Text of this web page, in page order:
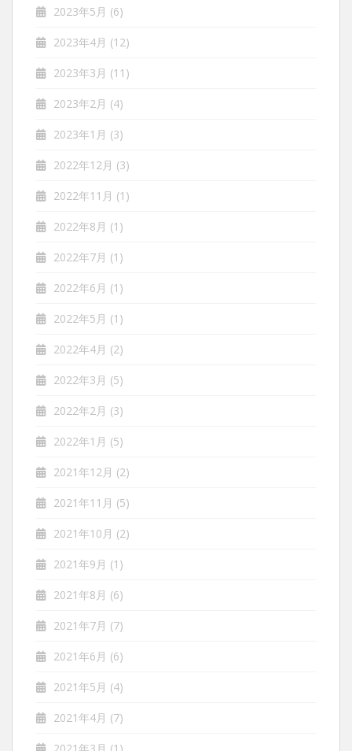
2023年5月 (6)
2023年4月 (12)
2023年3月 (11)
2023年2月 (4)
2023年1月 (3)
2022年12月 (3)
2022年11月 (1)
2022年8月 (1)
2022年7月 (1)
2022年6月 (1)
2022年5月 (1)
2022年4月 (2)
2022年3月 (5)
2022年2月 (3)
2022年1月 (5)
2021年12月 (2)
2021年11月 (5)
2021年10月 (2)
2021年9月 (1)
2021年8月 (6)
2021年7月 (7)
2021年6月 (6)
2021年5月 (4)
2021年4月 (7)
2021年3月 (1)